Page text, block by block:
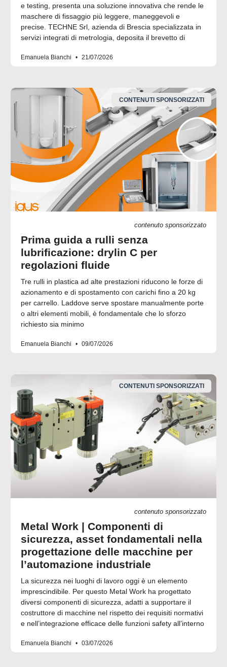
e testing, presenta una soluzione innovativa che rende le
maschere di fissaggio più leggere, maneggevoli e
precise. TECHNE Srl, azienda di Brescia specializzata in
servizi integrati di metrologia, deposita il brevetto di
Emanuela Bianchi 21/07/2026
CONTENUTI SPONSORIZZATI
contenuto sponsorizzato
Prima guida a rulli senza
lubrificazione: drylin C per
regolazioni fluide
Tre rulli in plastica ad alte prestazioni riducono le forze di
azionamento e di spostamento con carichi fino a 20 kg
per carrello. Laddove serve spostare manualmente porte
o altri elementi mobili, è fondamentale che lo sforzo
richiesto sia minimo
Emanuela Bianchi 09/07/2026
CONTENUTI SPONSORIZZATI
contenuto sponsorizzato
Metal Work | Componenti di
sicurezza, asset fondamentali nella
progettazione delle macchine per
l’automazione industriale
La sicurezza nei luoghi di lavoro oggi è un elemento
imprescindibile. Per questo Metal Work ha progettato
diversi componenti di sicurezza, adatti a supportare il
costruttore di macchine nel rispetto dei requisiti normativi
e nell’integrazione efficace delle funzioni safety all’interno
Emanuela Bianchi 03/07/2026